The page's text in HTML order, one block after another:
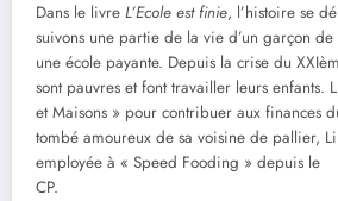
Dans le livre L’Ecole est finie, l’histoire se
suivons une partie de la vie d’un garçon
une école payante. Depuis la crise du
sont pauvres et font travailler leurs enfants.
et Maisons » pour contribuer aux finances
tombé amoureux de sa voisine de pallier,
employée à « Speed Fooding » depuis le